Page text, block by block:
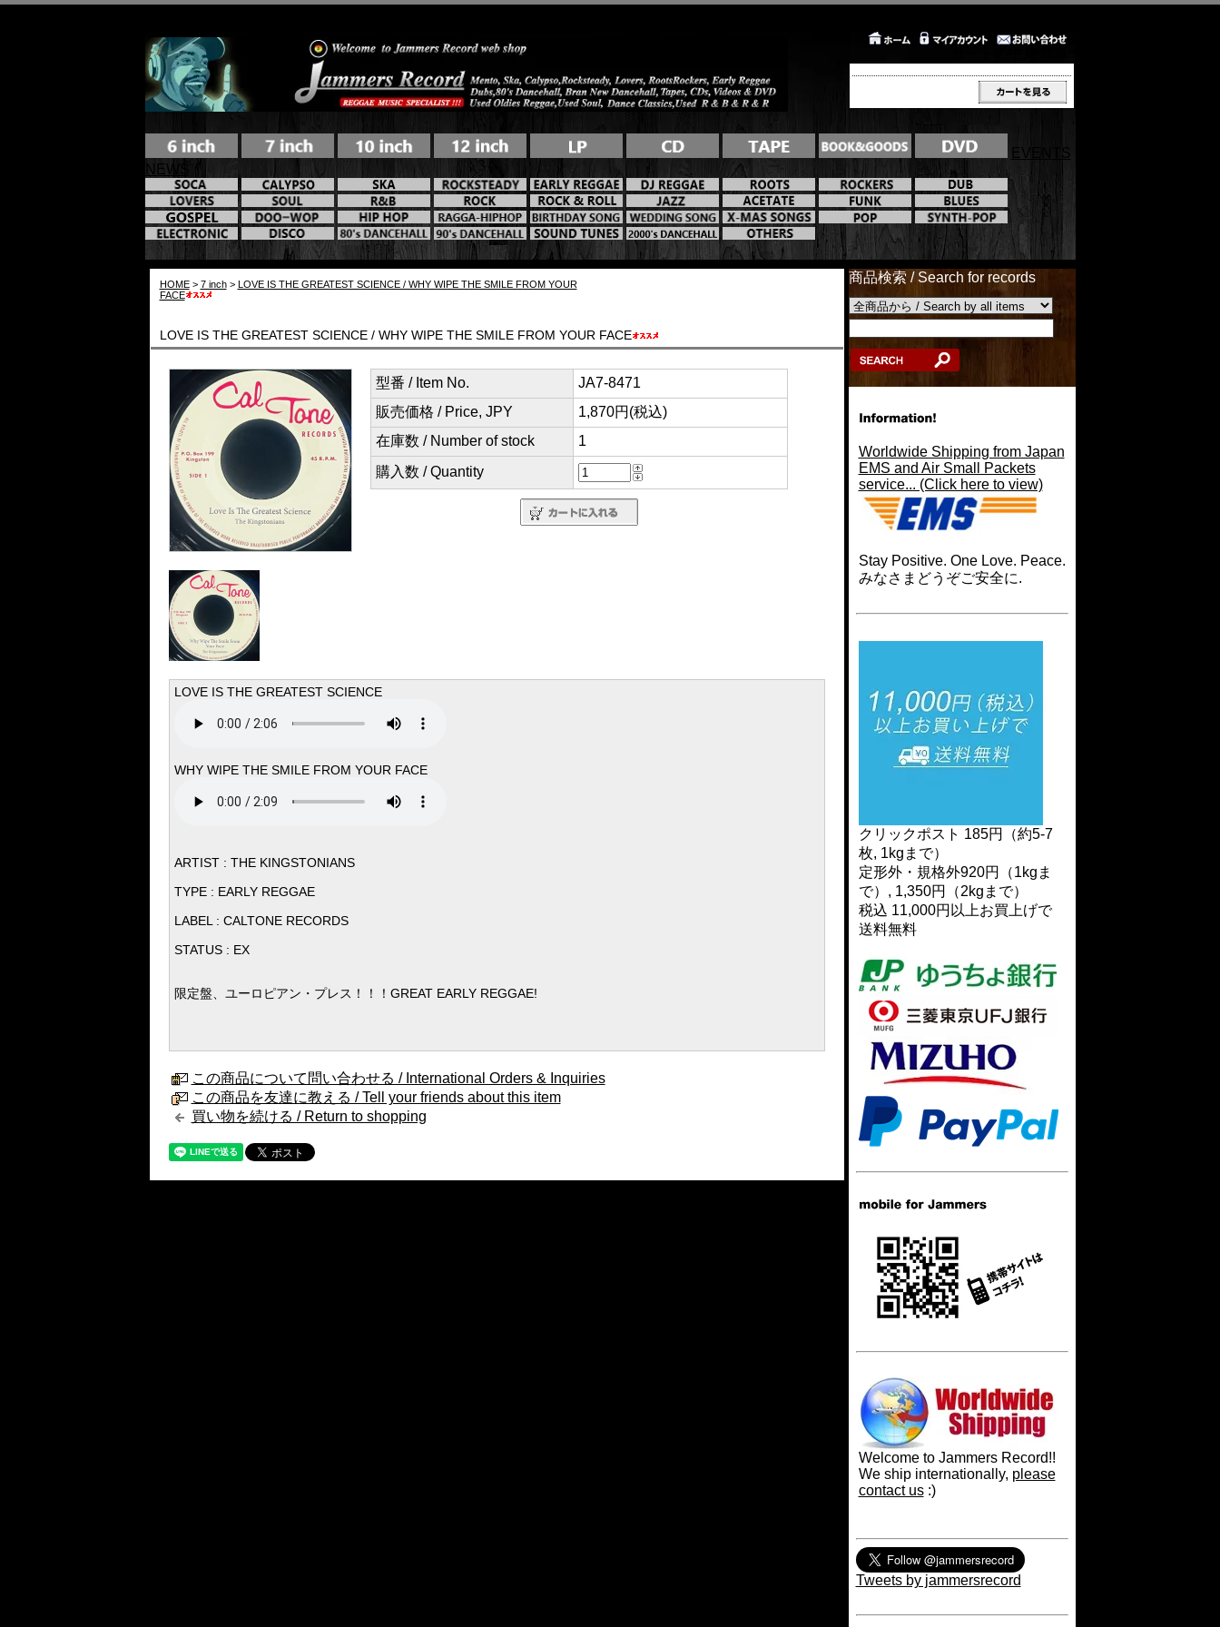
EVENTS
NEWS
HOME> 7 inch> LOVE IS THE GREATEST SCIENCE / WHY WIPE THE SMILE FROM YOUR
FACE
LOVE IS THE GREATEST SCIENCE / WHY WIPE THE SMILE FROM YOUR FACE
型番 / Item No.
JA7-8471
販売価格 / Price, JPY
1,870円(税込)
在庫数 / Number of stock
1
購入数 / Quantity
LOVE IS THE GREATEST SCIENCE
WHY WIPE THE SMILE FROM YOUR FACE
ARTIST : THE KINGSTONIANS
TYPE : EARLY REGGAE
LABEL : CALTONE RECORDS
STATUS : EX
限定盤、ユーロピアン・プレス！！！GREAT EARLY REGGAE!
この商品について問い合わせる / International Orders & Inquiries
この商品を友達に教える / Tell your friends about this item
買い物を続ける / Return to shopping
商品検索 / Search for records
Worldwide Shipping from Japan
EMS and Air Small Packets
service... (Click here to view)
Stay Positive. One Love. Peace.
みなさまどうぞご安全に.
クリックポスト 185円（約5-7
枚, 1kgまで）
定形外・規格外920円（1kgま
で）, 1,350円（2kgまで）
税込 11,000円以上お買上げで
送料無料
Welcome to Jammers Record!!
We ship internationally, please
contact us:)
Tweets by jammersrecord